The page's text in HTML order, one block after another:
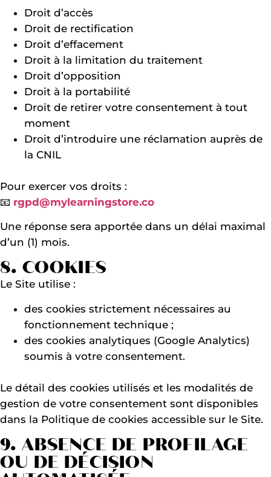
Droit d’accès
Droit de rectification
Droit d’effacement
Droit à la limitation du traitement
Droit d’opposition
Droit à la portabilité
Droit de retirer votre consentement à tout
moment
Droit d’introduire une réclamation auprès de
la CNIL
Pour exercer vos droits :
📧 rgpd@mylearningstore.co
Une réponse sera apportée dans un délai maximal
d’un (1) mois.
8. COOKIES
Le Site utilise :
des cookies strictement nécessaires au
fonctionnement technique ;
des cookies analytiques (Google Analytics)
soumis à votre consentement.
Le détail des cookies utilisés et les modalités de
gestion de votre consentement sont disponibles
dans la Politique de cookies accessible sur le Site.
9. ABSENCE DE PROFILAGE
OU DE DÉCISION